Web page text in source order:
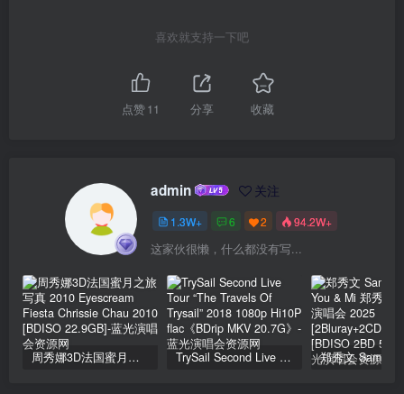
喜欢就支持一下吧
点赞11 分享 收藏
admin 关注
1.3W+ 6 2 94.2W+
这家伙很懒，什么都没有写...
周秀娜3D法国蜜月之旅写真 2010 Eyescream Fiesta Chrissie Chau 2010 [BDISO 22.9GB] TrySail Second Live Tour “The Travels Of Trysail” 2018 1080p Hi10P flac《BDrip MKV 20.7G》